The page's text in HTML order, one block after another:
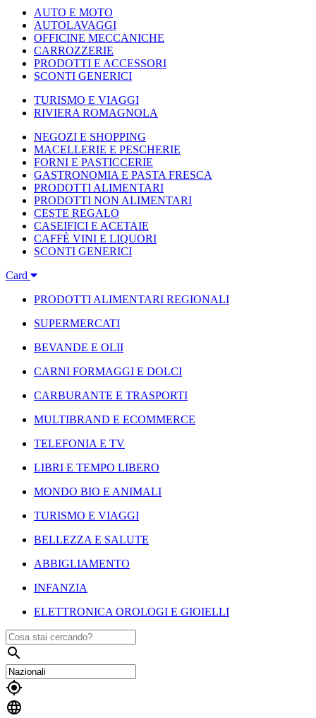
AUTO E MOTO
AUTOLAVAGGI
OFFICINE MECCANICHE
CARROZZERIE
PRODOTTI E ACCESSORI
SCONTI GENERICI
TURISMO E VIAGGI
RIVIERA ROMAGNOLA
NEGOZI E SHOPPING
MACELLERIE E PESCHERIE
FORNI E PASTICCERIE
GASTRONOMIA E PASTA FRESCA
PRODOTTI ALIMENTARI
PRODOTTI NON ALIMENTARI
CESTE REGALO
CASEIFICI E ACETAIE
CAFFÈ VINI E LIQUORI
SCONTI GENERICI
Card
PRODOTTI ALIMENTARI REGIONALI
SUPERMERCATI
BEVANDE E OLII
CARNI FORMAGGI E DOLCI
CARBURANTE E TRASPORTI
MULTIBRAND E ECOMMERCE
TELEFONIA E TV
LIBRI E TEMPO LIBERO
MONDO BIO E ANIMALI
TURISMO E VIAGGI
BELLEZZA E SALUTE
ABBIGLIAMENTO
INFANZIA
ELETTRONICA OROLOGI E GIOIELLI


